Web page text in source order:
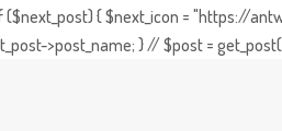
($next_post) { $next_icon = "https://
>post_name; } // $post =